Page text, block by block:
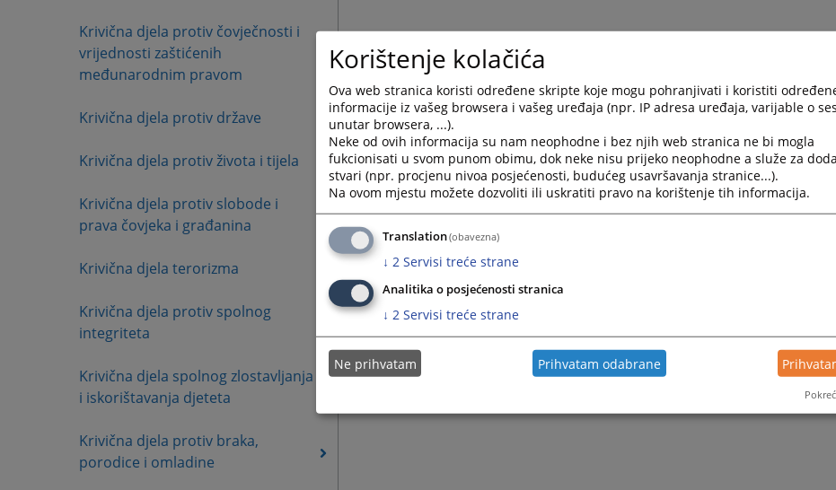
Krivična djela protiv čovječnosti i
vrijednosti zaštićenih
međunarodnim pravom
Krivična djela protiv države
Krivična djela protiv života i tijela
Krivična djela protiv slobode i
prava čovjeka i građanina
Krivična djela terorizma
Krivična djela protiv spolnog
integriteta
Krivična djela spolnog zlostavljanja
i iskorištavanja djeteta
Krivična djela protiv braka,
porodice i omladine
Korištenje kolačića
Ova web stranica koristi određene skripte koje mogu pohranjivati i koristiti
informacije iz vašeg browsera i vašeg uređaja (npr. IP adresa uređaja, varijable o
unutar browsera, ...).
Neke od ovih informacija su nam neophodne i bez njih web stranica ne bi mogla
fukcionisati u svom punom obimu, dok neke nisu prijeko neophodne a služe za
stvari (npr. procjenu nivoa posjećenosti, budućeg usavršavanja stranice...).
Na ovom mjestu možete dozvoliti ili uskratiti pravo na korištenje tih informacija.
Translation(obavezna)
↓ 2 Servisi treće strane
Analitika o posjećenosti stranica
↓ 2 Servisi treće strane
Ne prihvatam Prihvatam odabrane